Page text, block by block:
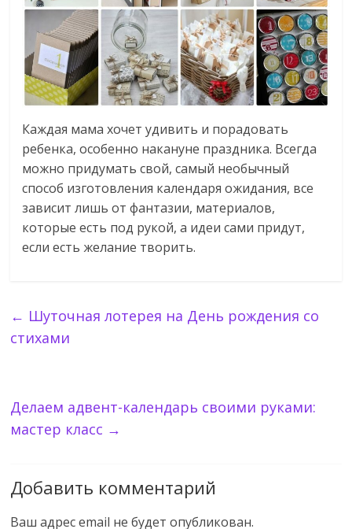
Каждая мама хочет удивить и порадовать
ребенка, особенно накануне праздника. Всегда
можно придумать свой, самый необычный
способ изготовления календаря ожидания, все
зависит лишь от фантазии, материалов,
которые есть под рукой, а идеи сами придут,
если есть желание творить.
← Шуточная лотерея на День рождения со
стихами
Делаем адвент-календарь своими руками:
мастер класс →
Добавить комментарий
Ваш адрес email не будет опубликован.